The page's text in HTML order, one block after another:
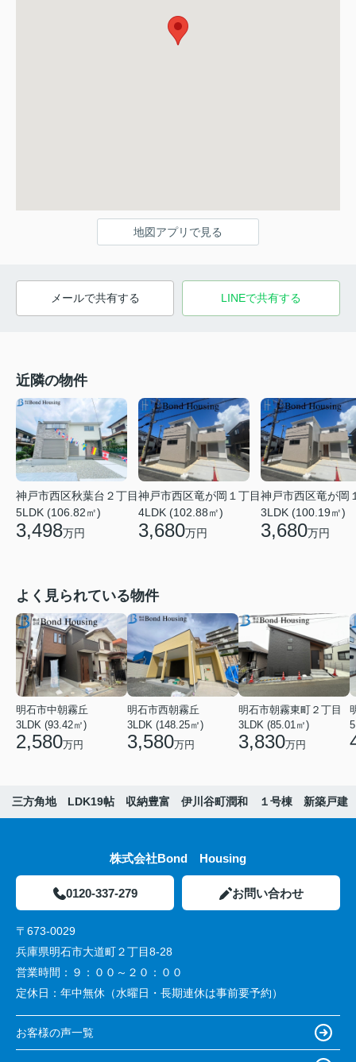
地図アプリで見る
メールで共有する LINEで共有する
近隣の物件
神戸市西区秋葉台２丁目
5LDK (106.82㎡)
3,498万円
神戸市西区竜が岡１丁目
4LDK (102.88㎡)
3,680万円
神戸市西区竜が岡
3LDK (100.19㎡)
3,680万円
よく見られている物件
明石市中朝霧丘
3LDK (93.42㎡)
2,580万円
明石市西朝霧丘
3LDK (148.25㎡)
3,580万円
明石市朝霧東町２丁目
3LDK (85.01㎡)
3,830万円
三方角地 LDK19帖 収納豊富 伊川谷町潤和 １号棟 新築戸建
株式会社Bond Housing
0120-337-279 お問い合わせ
〒673-0029
兵庫県明石市大道町２丁目8-28
営業時間： ９：００～２０：００
定休日： 年中無休（水曜日・長期連休は事前要予約）
お客様の声一覧